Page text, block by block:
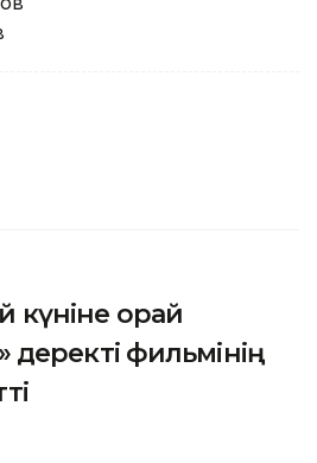
күніне орай
деректі фильмінің